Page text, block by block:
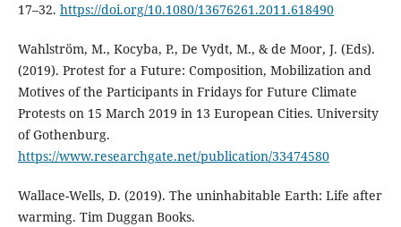
17–32. https://doi.org/10.1080/13676261.2011.618490
Wahlström, M., Kocyba, P., De Vydt, M., & de Moor, J. (Eds).
(2019). Protest for a Future: Composition, Mobilization and
Motives of the Participants in Fridays for Future Climate
Protests on 15 March 2019 in 13 European Cities. University
of Gothenburg.
https://www.researchgate.net/publication/33474580
Wallace-Wells, D. (2019). The uninhabitable Earth: Life after
warming. Tim Duggan Books.